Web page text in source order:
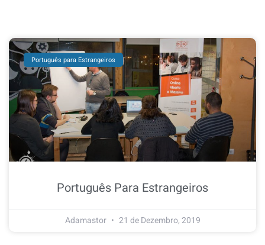
Português para Estrangeiros
Português Para Estrangeiros
Adamastor 21 de Dezembro, 2019